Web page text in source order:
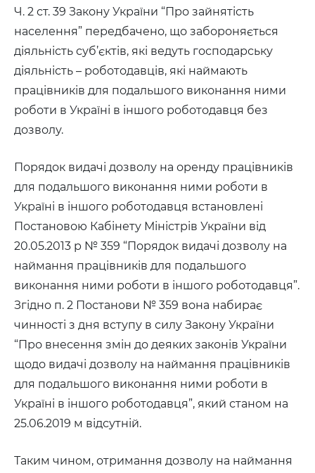
Ч. 2 ст. 39 Закону України “Про зайнятість
населення” передбачено, що забороняється
діяльність суб’єктів, які ведуть господарську
діяльність – роботодавців, які наймають
працівників для подальшого виконання ними
роботи в Україні в іншого роботодавця без
дозволу.
Порядок видачі дозволу на оренду працівників
для подальшого виконання ними роботи в
Україні в іншого роботодавця встановлені
Постановою Кабінету Міністрів України від
20.05.2013 р № 359 “Порядок видачі дозволу на
наймання працівників для подальшого
виконання ними роботи в іншого роботодавця”.
Згідно п. 2 Постанови № 359 вона набирає
чинності з дня вступу в силу Закону України
“Про внесення змін до деяких законів України
щодо видачі дозволу на наймання працівників
для подальшого виконання ними роботи в
Україні в іншого роботодавця”, який станом на
25.06.2019 м відсутній.
Таким чином, отримання дозволу на наймання